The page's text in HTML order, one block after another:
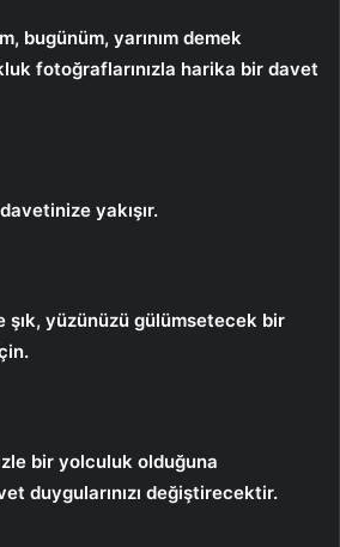
bugünüm, yarınım demek
fotoğraflarınızla harika bir davet
yakışır.
şık, yüzünüzü gülümsetecek bir
bir yolculuk olduğuna
duygularınızı değiştirecektir.